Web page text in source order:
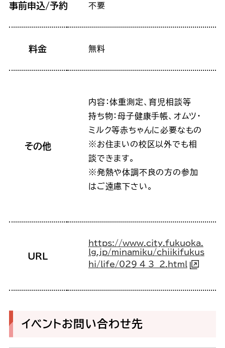
事前申込/予約 不要
料金 無料
その他
内容：体重測定、育児相談等
持ち物：母子健康手帳、オムツ・
ミルク等赤ちゃんに必要なもの
※お住まいの校区以外でも相
談できます。
※発熱や体調不良の方の参加
はご遠慮下さい。
URL
https://www.city.fukuoka.
lg.jp/minamiku/chiikifukus
hi/life/029_4_3__2.html
イベントお問い合わせ先